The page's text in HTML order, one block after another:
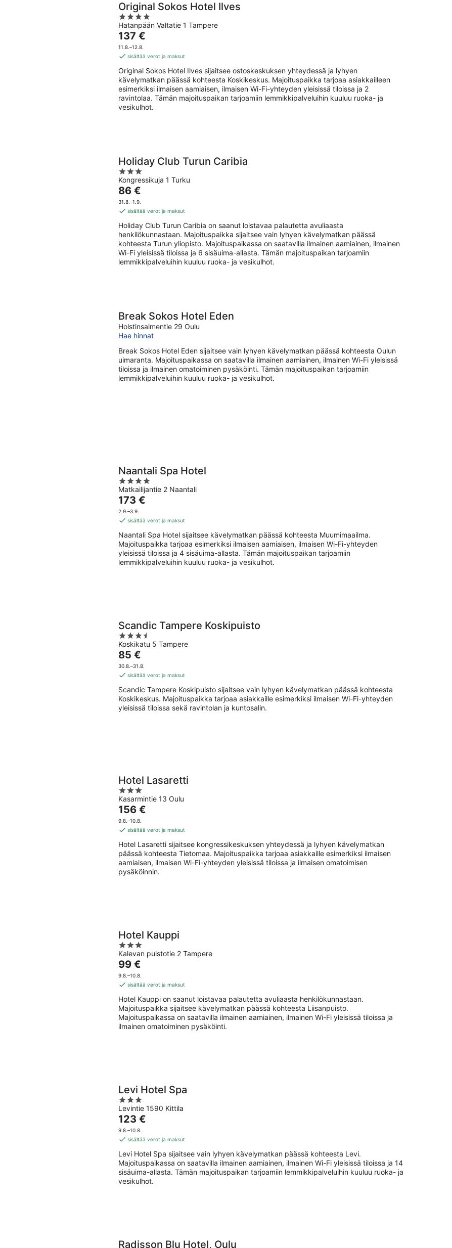
Original Sokos Hotel Ilves
4
out
of
5
Hatanpään Valtatie 1 Tampere
Hinta
on
137 €
yö
137 €
11.8.–12.8.
sisältää verot ja maksut
Original Sokos Hotel Ilves sijaitsee ostoskeskuksen yhteydessä ja lyhyen
kävelymatkan päässä kohteesta Koskikeskus. Majoituspaikka tarjoaa asiakkailleen
esimerkiksi ilmaisen aamiaisen, ilmaisen Wi-Fi-yhteyden yleisissä tiloissa ja 2
ravintolaa. Tämän majoituspaikan tarjoamiin lemmikkipalveluihin kuuluu ruoka- ja
vesikulhot.
Holiday Club Turun Caribia
3
out
of
5
Kongressikuja 1 Turku
Hinta
on
86 €
yö
86 €
31.8.–1.9.
sisältää verot ja maksut
Holiday Club Turun Caribia on saanut loistavaa palautetta avuliaasta
henkilökunnastaan. Majoituspaikka sijaitsee vain lyhyen kävelymatkan päässä
kohteesta Turun yliopisto. Majoituspaikassa on saatavilla ilmainen aamiainen, ilmainen
Wi-Fi yleisissä tiloissa ja 6 sisäuima-allasta. Tämän majoituspaikan tarjoamiin
lemmikkipalveluihin kuuluu ruoka- ja vesikulhot.
Break Sokos Hotel Eden
Holstinsalmentie 29 Oulu
Hae hinnat
Break Sokos Hotel Eden sijaitsee vain lyhyen kävelymatkan päässä kohteesta Oulun
uimaranta. Majoituspaikassa on saatavilla ilmainen aamiainen, ilmainen Wi-Fi yleisissä
tiloissa ja ilmainen omatoiminen pysäköinti. Tämän majoituspaikan tarjoamiin
lemmikkipalveluihin kuuluu ruoka- ja vesikulhot.
Naantali Spa Hotel
4
out
of
5
Matkailijantie 2 Naantali
Hinta
on
173 €
yö
173 €
2.9.–3.9.
sisältää verot ja maksut
Naantali Spa Hotel sijaitsee kävelymatkan päässä kohteesta Muumimaailma.
Majoituspaikka tarjoaa esimerkiksi ilmaisen aamiaisen, ilmaisen Wi-Fi-yhteyden
yleisissä tiloissa ja 4 sisäuima-allasta. Tämän majoituspaikan tarjoamiin
lemmikkipalveluihin kuuluu ruoka- ja vesikulhot.
Scandic Tampere Koskipuisto
3.5
out
of
5
Koskikatu 5 Tampere
Hinta
on
85 €
yö
85 €
30.8.–31.8.
sisältää verot ja maksut
Scandic Tampere Koskipuisto sijaitsee vain lyhyen kävelymatkan päässä kohteesta
Koskikeskus. Majoituspaikka tarjoaa asiakkaille esimerkiksi ilmaisen Wi-Fi-yhteyden
yleisissä tiloissa sekä ravintolan ja kuntosalin.
Hotel Lasaretti
3
out
of
5
Kasarmintie 13 Oulu
Hinta
on
156 €
yö
156 €
9.8.–10.8.
sisältää verot ja maksut
Hotel Lasaretti sijaitsee kongressikeskuksen yhteydessä ja lyhyen kävelymatkan
päässä kohteesta Tietomaa. Majoituspaikka tarjoaa asiakkaille esimerkiksi ilmaisen
aamiaisen, ilmaisen Wi-Fi-yhteyden yleisissä tiloissa ja ilmaisen omatoimisen
pysäköinnin.
Hotel Kauppi
3
out
of
5
Kalevan puistotie 2 Tampere
Hinta
on
99 €
yö
99 €
9.8.–10.8.
sisältää verot ja maksut
Hotel Kauppi on saanut loistavaa palautetta avuliaasta henkilökunnastaan.
Majoituspaikka sijaitsee kävelymatkan päässä kohteesta Liisanpuisto.
Majoituspaikassa on saatavilla ilmainen aamiainen, ilmainen Wi-Fi yleisissä tiloissa ja
ilmainen omatoiminen pysäköinti.
Levi Hotel Spa
3
out
of
5
Levintie 1590 Kittila
Hinta
on
123 €
yö
123 €
9.8.–10.8.
sisältää verot ja maksut
Levi Hotel Spa sijaitsee vain lyhyen kävelymatkan päässä kohteesta Levi.
Majoituspaikassa on saatavilla ilmainen aamiainen, ilmainen Wi-Fi yleisissä tiloissa ja 14
sisäuima-allasta. Tämän majoituspaikan tarjoamiin lemmikkipalveluihin kuuluu ruoka- ja
vesikulhot.
Radisson Blu Hotel, Oulu